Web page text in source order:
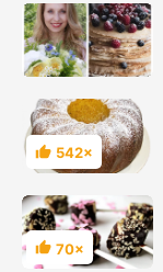
Hodnocení
542×
Hodnocení
70×